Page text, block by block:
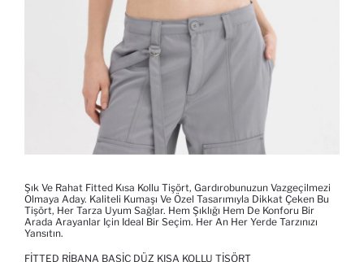
Şık Ve Rahat Fitted Kısa Kollu Tişört, Gardırobunuzun Vazgeçilmezi
Olmaya Aday. Kaliteli Kumaşı Ve Özel Tasarımıyla Dikkat Çeken Bu
Tişört, Her Tarza Uyum Sağlar. Hem Şıklığı Hem De Konforu Bir
Arada Arayanlar Için Ideal Bir Seçim. Her An Her Yerde Tarzınızı
Yansıtın.
FITTED RIBANA BASIC DÜZ KISA KOLLU TIŞÖRT